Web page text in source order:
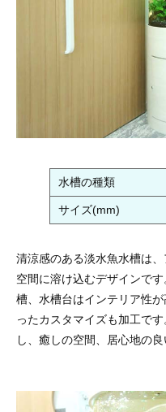
水槽の種類
サイズ(mm)
清涼感のある淡水魚水槽は
空間に溶け込むデザインで
槽、水槽台はインテリア性
ったカスタマイズも加工で
し、癒しの空間、居心地の